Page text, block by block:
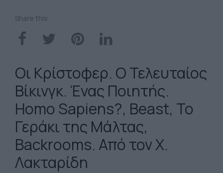
Share this
Οι Κρίστοφερ. Ο Τελευταίος
Βίκινγκ. Ένας Ποιητής.
Homo Sapiens?, Beast, Το
Γεράκι της Μάλτας,
Backrooms. Από τον Χ.
Λακταρίδη